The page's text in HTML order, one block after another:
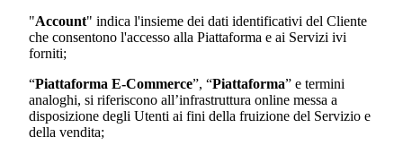
"Account" indica l'insieme dei dati identificativi del Cliente
che consentono l'accesso alla Piattaforma e ai Servizi ivi
forniti;
“Piattaforma E-Commerce”, “Piattaforma” e termini
analoghi, si riferiscono all’infrastruttura online messa a
disposizione degli Utenti ai fini della fruizione del Servizio e
della vendita;